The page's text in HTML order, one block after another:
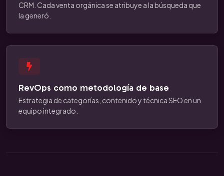
CRM. Cada venta orgánica se atribuye a la búsqueda que
la generó.
RevOps como metodología de base
Estrategia de categorías, contenido y técnica SEO en un
equipo integrado.